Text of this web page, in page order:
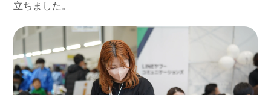
立ちました。